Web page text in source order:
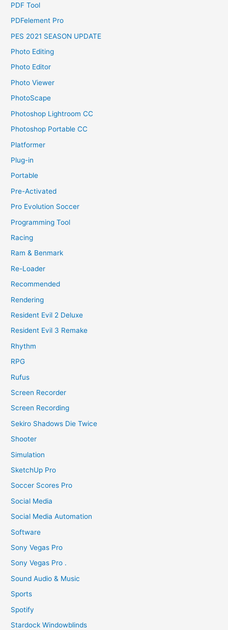
PDF Tool
PDFelement Pro
PES 2021 SEASON UPDATE
Photo Editing
Photo Editor
Photo Viewer
PhotoScape
Photoshop Lightroom CC
Photoshop Portable CC
Platformer
Plug-in
Portable
Pre-Activated
Pro Evolution Soccer
Programming Tool
Racing
Ram & Benmark
Re-Loader
Recommended
Rendering
Resident Evil 2 Deluxe
Resident Evil 3 Remake
Rhythm
RPG
Rufus
Screen Recorder
Screen Recording
Sekiro Shadows Die Twice
Shooter
Simulation
SketchUp Pro
Soccer Scores Pro
Social Media
Social Media Automation
Software
Sony Vegas Pro
Sony Vegas Pro .
Sound Audio & Music
Sports
Spotify
Stardock Windowblinds